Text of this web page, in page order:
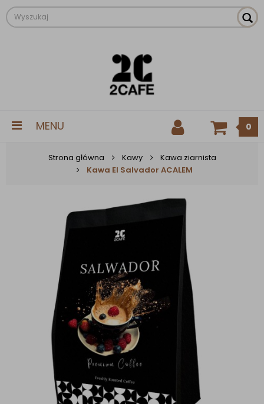
MENU 0
Strona główna Kawy
Kawa ziarnista
Kawa El Salvador ACALEM